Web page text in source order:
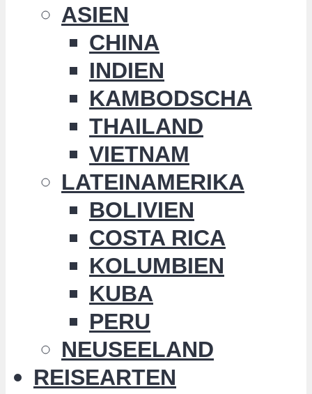
ASIEN
CHINA
INDIEN
KAMBODSCHA
THAILAND
VIETNAM
LATEINAMERIKA
BOLIVIEN
COSTA RICA
KOLUMBIEN
KUBA
PERU
NEUSEELAND
REISEARTEN